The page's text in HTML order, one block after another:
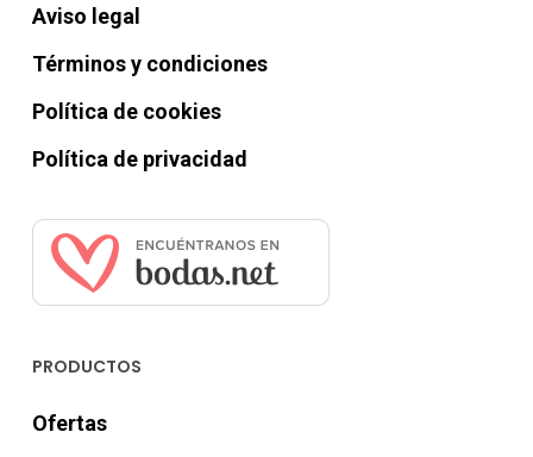
Aviso legal
Términos y condiciones
Política de cookies
Política de privacidad
PRODUCTOS
Ofertas